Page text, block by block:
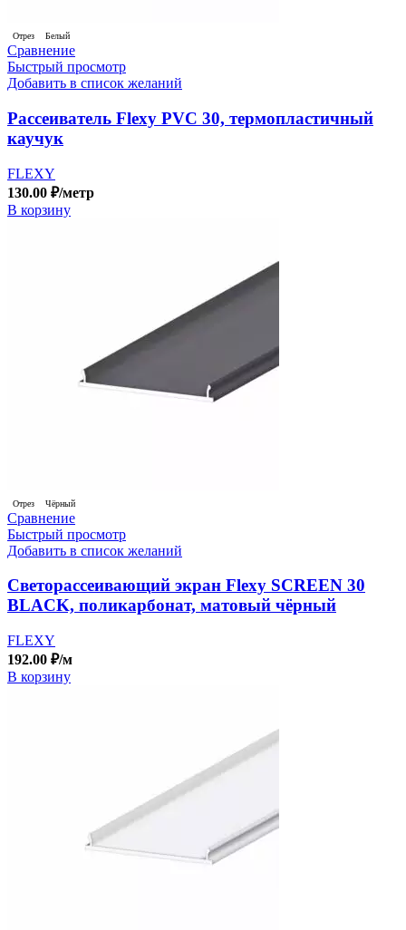
Отрез Белый
Сравнение
Быстрый просмотр
Добавить в список желаний
Рассеиватель Flexy PVC 30, термопластичный
каучук
FLEXY
130.00 ₽/метр
В корзину
Отрез Чёрный
Сравнение
Быстрый просмотр
Добавить в список желаний
Светорассеивающий экран Flexy SCREEN 30
BLACK, поликарбонат, матовый чёрный
FLEXY
192.00 ₽/м
В корзину